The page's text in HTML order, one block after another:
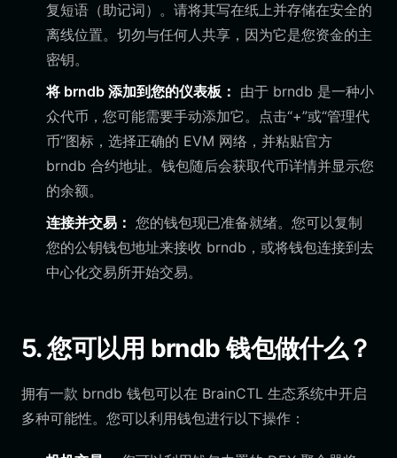
复短语（助记词）。请将其写在纸上并存储在安全的
离线位置。切勿与任何人共享，因为它是您资金的主
密钥。
将 brndb 添加到您的仪表板： 由于 brndb 是一种小
众代币，您可能需要手动添加它。点击“+”或“管理代
币”图标，选择正确的 EVM 网络，并粘贴官方
brndb 合约地址。钱包随后会获取代币详情并显示您
的余额。
连接并交易： 您的钱包现已准备就绪。您可以复制
您的公钥钱包地址来接收 brndb，或将钱包连接到去
中心化交易所开始交易。
5. 您可以用 brndb 钱包做什么？
拥有一款 brndb 钱包可以在 BrainCTL 生态系统中开启
多种可能性。您可以利用钱包进行以下操作：